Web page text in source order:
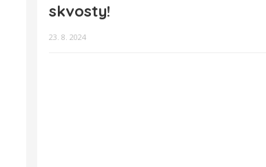
skvosty!
23. 8. 2024